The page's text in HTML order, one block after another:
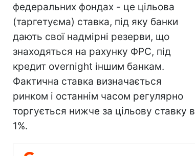
федеральних фондах - це цільова
(таргетуєма) ставка, під яку банки
дають свої надмірні резерви, що
знаходяться на рахунку ФРС, під
кредит overnight іншим банкам.
Фактична ставка визначається
ринком і останнім часом регулярно
торгується нижче за цільову ставку в
1%.